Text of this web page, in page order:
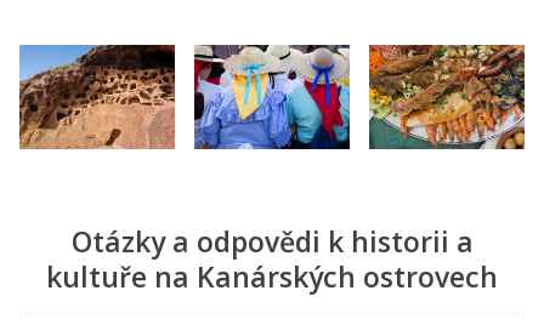
Otázky a odpovědi k historii a
kultuře na Kanárských ostrovech